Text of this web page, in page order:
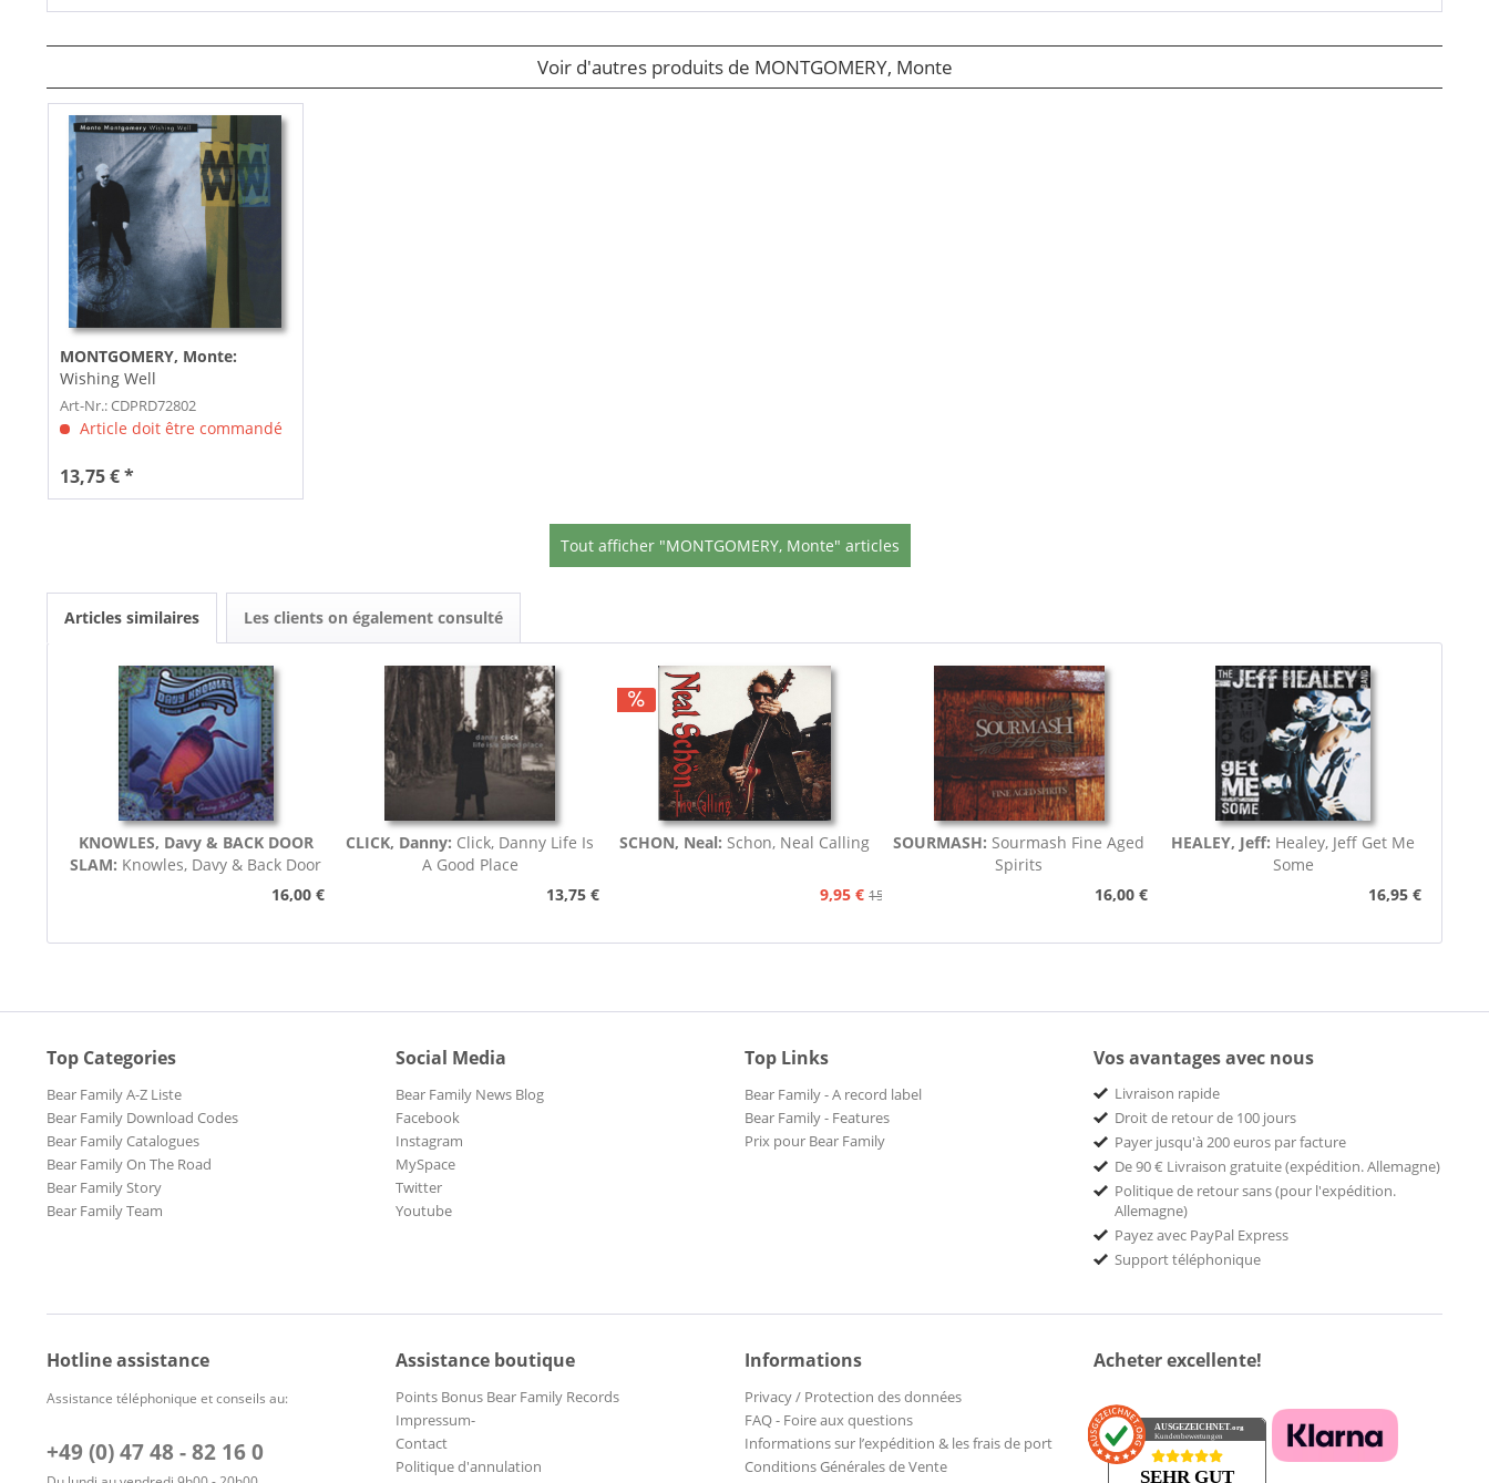
Voir d'autres produits de MONTGOMERY, Monte
MONTGOMERY, Monte:
Wishing Well
Art-Nr.: CDPRD72802
Article doit être commandé
13,75 € *
Tout afficher "MONTGOMERY, Monte" articles
Articles similaires Les clients on également consulté
KNOWLES, Davy & BACK DOOR
SLAM: Knowles, Davy & Back Door
Slam Coming Up For Air16,00 €
CLICK, Danny: Click, Danny Life Is
A Good Place
13,75 €
SCHON, Neal: Schon, Neal Calling
9,95 € 15,75 €
SOURMASH: Sourmash Fine Aged
Spirits
16,00 €
HEALEY, Jeff: Healey, Jeff Get Me
Some
16,95 €
Top Categories
Bear Family A-Z Liste
Bear Family Download Codes
Bear Family Catalogues
Bear Family On The Road
Bear Family Story
Bear Family Team
Social Media
Bear Family News Blog
Facebook
Instagram
MySpace
Twitter
Youtube
Top Links
Bear Family - A record label
Bear Family - Features
Prix pour Bear Family
Vos avantages avec nous
Livraison rapide
Droit de retour de 100 jours
Payer jusqu'à 200 euros par facture
De 90 € Livraison gratuite (expédition. Allemagne)
Politique de retour sans (pour l'expédition.
Allemagne)
Payez avec PayPal Express
Support téléphonique
Hotline assistance
Assistance téléphonique et conseils au:
+49 (0) 47 48 - 82 16 0
Assistance boutique
Points Bonus Bear Family Records
Impressum-
Contact
Politique d'annulation
Informations
Privacy / Protection des données
FAQ - Foire aux questions
Informations sur l’expédition & les frais de port
Conditions Générales de Vente
Acheter excellente!
AUSGEZEICHNET.org
Kundenbewertungen
SEHR GUT